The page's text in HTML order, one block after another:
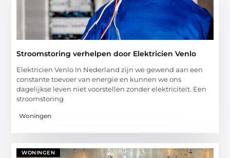
Stroomstoring verhelpen door Elektricien Venlo
Elektricien Venlo In Nederland zijn we gewend aan een
constante toevoer van energie en kunnen we ons
dagelijkse leven niet voorstellen zonder elektriciteit. Een
stroomstoring
Woningen
WONINGEN